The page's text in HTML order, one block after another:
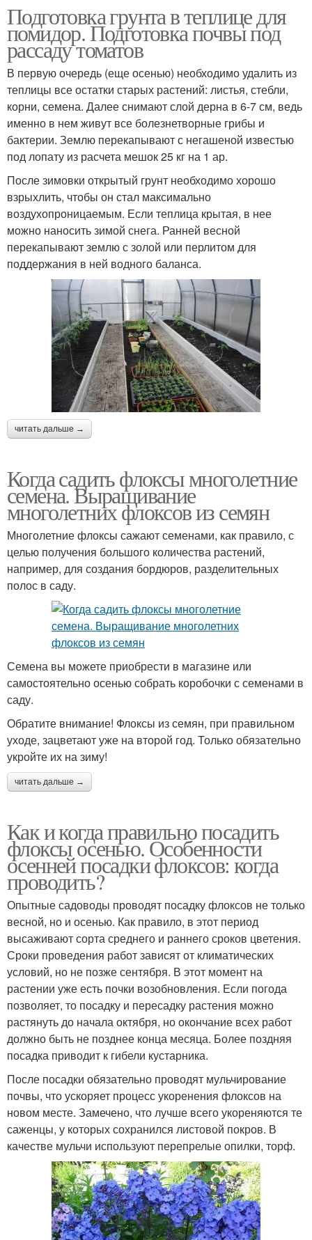
Подготовка грунта в теплице для
помидор. Подготовка почвы под
рассаду томатов
В первую очередь (еще осенью) необходимо удалить из
теплицы все остатки старых растений: листья, стебли,
корни, семена. Далее снимают слой дерна в 6-7 см, ведь
именно в нем живут все болезнетворные грибы и
бактерии. Землю перекапывают с негашеной известью
под лопату из расчета мешок 25 кг на 1 ар.
После зимовки открытый грунт необходимо хорошо
взрыхлить, чтобы он стал максимально
воздухопроницаемым. Если теплица крытая, в нее
можно наносить зимой снега. Ранней весной
перекапывают землю с золой или перлитом для
поддержания в ней водного баланса.
читать дальше →
Когда садить флоксы многолетние
семена. Выращивание
многолетних флоксов из семян
Многолетние флоксы сажают семенами, как правило, с
целью получения большого количества растений,
например, для создания бордюров, разделительных
полос в саду.
Семена вы можете приобрести в магазине или
самостоятельно осенью собрать коробочки с семенами в
саду.
Обратите внимание! Флоксы из семян, при правильном
уходе, зацветают уже на второй год. Только обязательно
укройте их на зиму!
читать дальше →
Как и когда правильно посадить
флоксы осенью. Особенности
осенней посадки флоксов: когда
проводить?
Опытные садоводы проводят посадку флоксов не только
весной, но и осенью. Как правило, в этот период
высаживают сорта среднего и раннего сроков цветения.
Сроки проведения работ зависят от климатических
условий, но не позже сентября. В этот момент на
растении уже есть почки возобновления. Если погода
позволяет, то посадку и пересадку растения можно
растянуть до начала октября, но окончание всех работ
должно быть не позднее конца месяца. Более поздняя
посадка приводит к гибели кустарника.
После посадки обязательно проводят мульчирование
почвы, что ускоряет процесс укоренения флоксов на
новом месте. Замечено, что лучше всего укореняются те
саженцы, у которых сохранился листовой покров. В
качестве мульчи используют перепрелые опилки, торф.